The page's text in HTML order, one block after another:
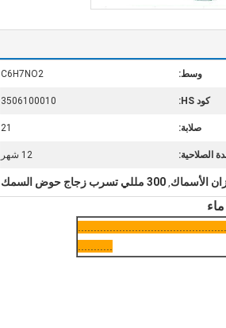
وسط: C6H7NO2
كود HS: 3506100010
صلابة: 21
الصلاحية: 12 شهر
, 300 مللي تسرب زجاج حوض السمك